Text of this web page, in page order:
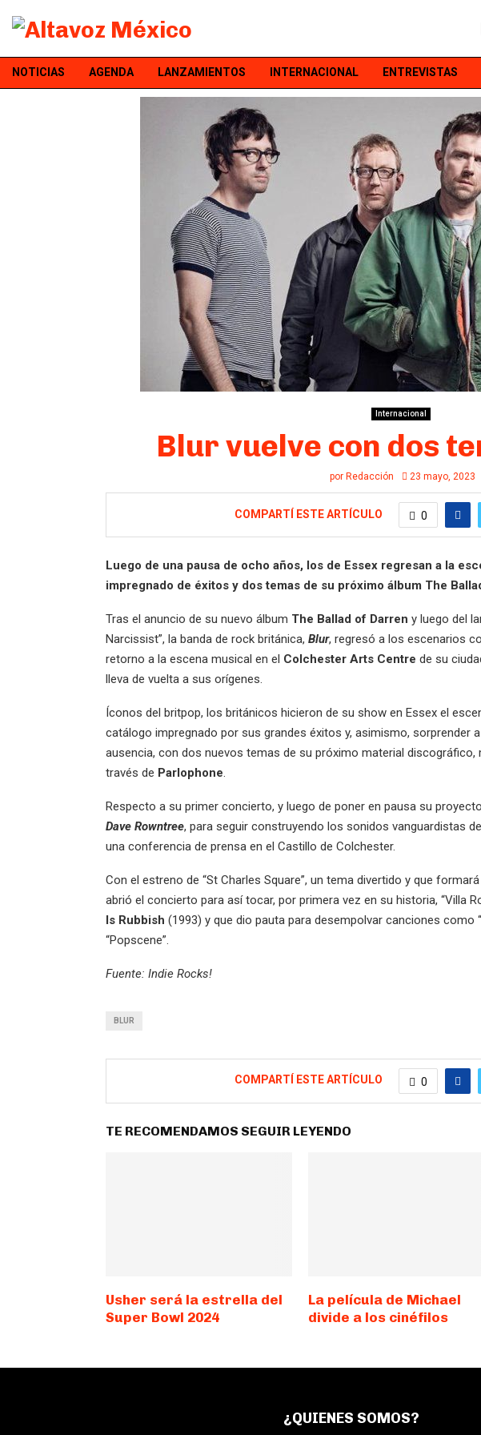
NOTICIAS AGENDA LANZAMIENTOS INTERNACIONAL ENTREVISTAS
Internacional
Blur vuelve con dos
por Redacción 23 mayo, 2023
COMPARTÍ ESTE ARTÍCULO 0
Luego de una pausa de ocho años, los de Essex regresan a la
impregnado de éxitos y dos temas de su próximo álbum The
Tras el anuncio de su nuevo álbum The Ballad of Darren y luego del
Narcissist”, la banda de rock británica, Blur, regresó a los escenarios
retorno a la escena musical en el Colchester Arts Centre de su
lleva de vuelta a sus orígenes.
Íconos del britpop, los británicos hicieron de su show en Essex el
catálogo impregnado por sus grandes éxitos y, asimismo, sorprender
ausencia, con dos nuevos temas de su próximo material discográfico,
través de Parlophone
Respecto a su primer concierto, y luego de poner en pausa su
Dave Rowntree, para seguir construyendo los sonidos vanguardistas
una conferencia de prensa en el Castillo de Colchester.
Con el estreno de “St Charles Square”, un tema divertido y que
abrió el concierto para así tocar, por primera vez en su historia, “Villa
Is Rubbish (1993) y que dio pauta para desempolvar canciones como
“Popscene”.
Fuente: Indie Rocks!
BLUR
COMPARTÍ ESTE ARTÍCULO 0
TE RECOMENDAMOS SEGUIR LEYENDO
Usher será la estrella del
Super Bowl 2024
La película de Michael
divide a los cinéfilos
¿QUIENES SOMOS?